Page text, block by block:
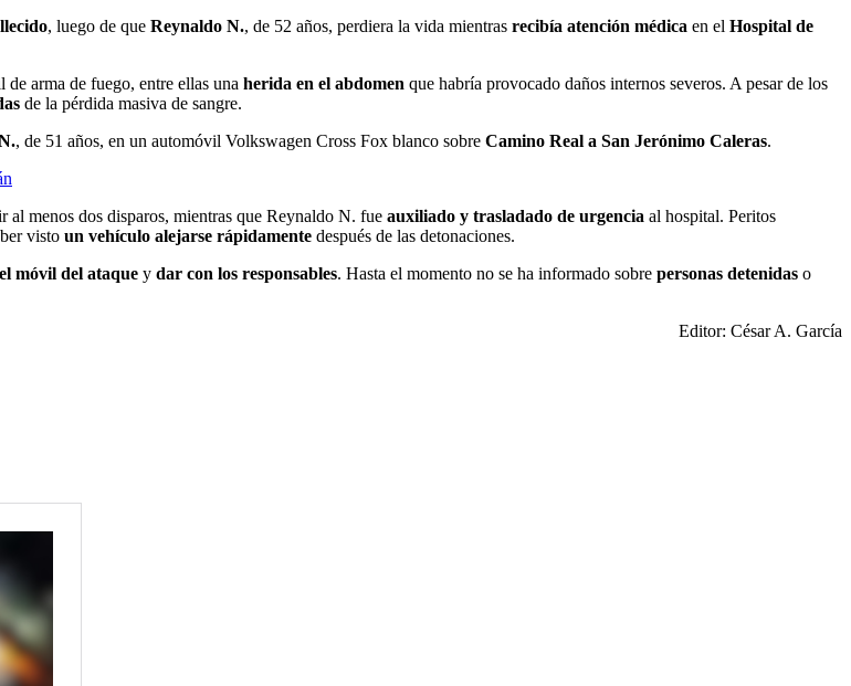
, luego de que Reynaldo N., de 52 años, perdiera la vida mientras recibía atención médica en el Hospital de
de arma de fuego, entre ellas una herida en el abdomen que habría provocado daños internos severos. A pesar de los
de la pérdida masiva de sangre.
, de 51 años, en un automóvil Volkswagen Cross Fox blanco sobre Camino Real a San Jerónimo Caleras.
al menos dos disparos, mientras que Reynaldo N. fue auxiliado y trasladado de urgencia al hospital. Peritos
visto un vehículo alejarse rápidamente después de las detonaciones.
móvil del ataque y dar con los responsables. Hasta el momento no se ha informado sobre personas detenidas o
Editor: César A. García